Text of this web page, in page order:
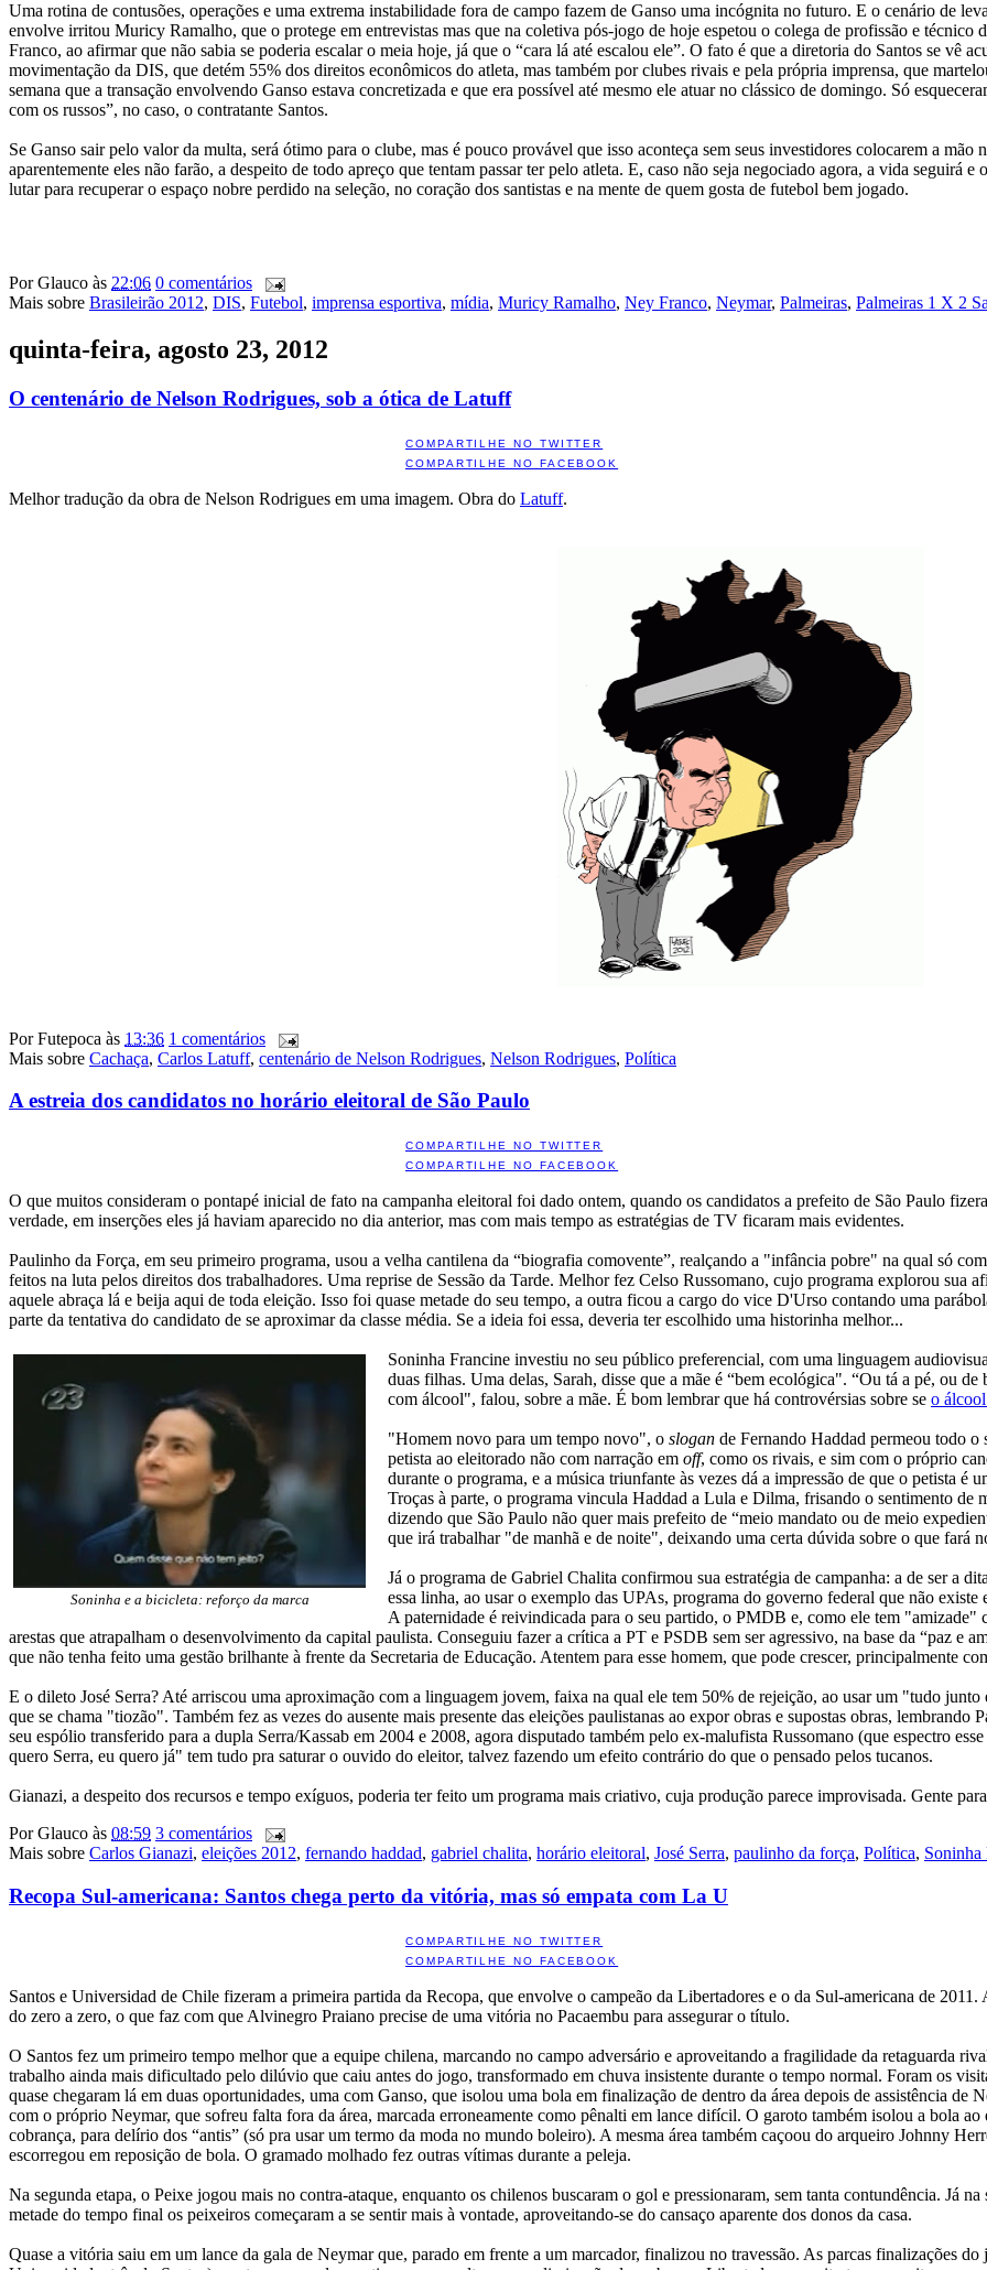
Uma rotina de contusões, operações e uma extrema instabilidade fora de campo fazem de Ganso uma incógnita no futuro. E o cenário de
envolve irritou Muricy Ramalho, que o protege em entrevistas mas que na coletiva pós-jogo de hoje espetou o colega de profissão e técnico
Franco, ao afirmar que não sabia se poderia escalar o meia hoje, já que o “cara lá até escalou ele”. O fato é que a diretoria do Santos se vê
movimentação da DIS, que detém 55% dos direitos econômicos do atleta, mas também por clubes rivais e pela própria imprensa, que
semana que a transação envolvendo Ganso estava concretizada e que era possível até mesmo ele atuar no clássico de domingo. Só
com os russos”, no caso, o contratante Santos.
Se Ganso sair pelo valor da multa, será ótimo para o clube, mas é pouco provável que isso aconteça sem seus investidores colocarem a mão
aparentemente eles não farão, a despeito de todo apreço que tentam passar ter pelo atleta. E, caso não seja negociado agora, a vida seguirá e
lutar para recuperar o espaço nobre perdido na seleção, no coração dos santistas e na mente de quem gosta de futebol bem jogado.
PorGlauco às 22:06 0 comentários
Mais sobre Brasileirão 2012, DIS, Futebol, imprensa esportiva, mídia, Muricy Ramalho, Ney Franco, Neymar, Palmeiras, Palmeiras 1 X 2
quinta-feira, agosto 23, 2012
O centenário de Nelson Rodrigues, sob a ótica de Latuff
COMPARTILHE NO TWITTER
COMPARTILHE NO FACEBOOK
Melhor tradução da obra de Nelson Rodrigues em uma imagem. Obra do Latuff.
PorFutepoca às 13:36 1 comentários
Mais sobre Cachaça, Carlos Latuff, centenário de Nelson Rodrigues, Nelson Rodrigues, Política
A estreia dos candidatos no horário eleitoral de São Paulo
COMPARTILHE NO TWITTER
COMPARTILHE NO FACEBOOK
O que muitos consideram o pontapé inicial de fato na campanha eleitoral foi dado ontem, quando os candidatos a prefeito de São Paulo
verdade, em inserções eles já haviam aparecido no dia anterior, mas com mais tempo as estratégias de TV ficaram mais evidentes.
Paulinho da Força, em seu primeiro programa, usou a velha cantilena da “biografia comovente”, realçando a "infância pobre" na qual só
feitos na luta pelos direitos dos trabalhadores. Uma reprise de Sessão da Tarde. Melhor fez Celso Russomano, cujo programa explorou sua
aquele abraça lá e beija aqui de toda eleição. Isso foi quase metade do seu tempo, a outra ficou a cargo do vice D'Urso contando uma
parte da tentativa do candidato de se aproximar da classe média. Se a ideia foi essa, deveria ter escolhido uma historinha melhor...
Soninha e a bicicleta: reforço da marca
Soninha Francine investiu no seu público preferencial, com uma linguagem
duas filhas. Uma delas, Sarah, disse que a mãe é “bem ecológica". “Ou tá a pé, ou
com álcool", falou, sobre a mãe. É bom lembrar que há controvérsias sobre se o
"Homem novo para um tempo novo", o slogan de Fernando Haddad permeou todo o
petista ao eleitorado não com narração em off, como os rivais, e sim com o próprio
durante o programa, e a música triunfante às vezes dá a impressão de que o petista é
Troças à parte, o programa vincula Haddad a Lula e Dilma, frisando o sentimento de
dizendo que São Paulo não quer mais prefeito de “meio mandato ou de meio
que irá trabalhar "de manhã e de noite", deixando uma certa dúvida sobre o que fará
Já o programa de Gabriel Chalita confirmou sua estratégia de campanha: a de ser a
essa linha, ao usar o exemplo das UPAs, programa do governo federal que não
A paternidade é reivindicada para o seu partido, o PMDB e, como ele tem
arestas que atrapalham o desenvolvimento da capital paulista. Conseguiu fazer a crítica a PT e PSDB sem ser agressivo, na base da “paz e
que não tenha feito uma gestão brilhante à frente da Secretaria de Educação. Atentem para esse homem, que pode crescer, principalmente
E o dileto José Serra? Até arriscou uma aproximação com a linguagem jovem, faixa na qual ele tem 50% de rejeição, ao usar um "tudo
que se chama "tiozão". Também fez as vezes do ausente mais presente das eleições paulistanas ao expor obras e supostas obras,
seu espólio transferido para a dupla Serra/Kassab em 2004 e 2008, agora disputado também pelo ex-malufista Russomano (que espectro
quero Serra, eu quero já" tem tudo pra saturar o ouvido do eleitor, talvez fazendo um efeito contrário do que o pensado pelos tucanos.
Gianazi, a despeito dos recursos e tempo exíguos, poderia ter feito um programa mais criativo, cuja produção parece improvisada. Gente
PorGlauco às 08:59 3 comentários
Mais sobre Carlos Gianazi, eleições 2012, fernando haddad, gabriel chalita, horário eleitoral, José Serra, paulinho da força, Política, Soninha
Recopa Sul-americana: Santos chega perto da vitória, mas só empata com La U
COMPARTILHE NO TWITTER
COMPARTILHE NO FACEBOOK
Santos e Universidad de Chile fizeram a primeira partida da Recopa, que envolve o campeão da Libertadores e o da Sul-americana de
do zero a zero, o que faz com que Alvinegro Praiano precise de uma vitória no Pacaembu para assegurar o título.
O Santos fez um primeiro tempo melhor que a equipe chilena, marcando no campo adversário e aproveitando a fragilidade da retaguarda
trabalho ainda mais dificultado pelo dilúvio que caiu antes do jogo, transformado em chuva insistente durante o tempo normal. Foram os
quase chegaram lá em duas oportunidades, uma com Ganso, que isolou uma bola em finalização de dentro da área depois de assistência de
com o próprio Neymar, que sofreu falta fora da área, marcada erroneamente como pênalti em lance difícil. O garoto também isolou a bola ao
cobrança, para delírio dos “antis” (só pra usar um termo da moda no mundo boleiro). A mesma área também caçoou do arqueiro Johnny
escorregou em reposição de bola. O gramado molhado fez outras vítimas durante a peleja.
Na segunda etapa, o Peixe jogou mais no contra-ataque, enquanto os chilenos buscaram o gol e pressionaram, sem tanta contundência. Já na
metade do tempo final os peixeiros começaram a se sentir mais à vontade, aproveitando-se do cansaço aparente dos donos da casa.
Quase a vitória saiu em um lance da gala de Neymar que, parado em frente a um marcador, finalizou no travessão. As parcas finalizações do